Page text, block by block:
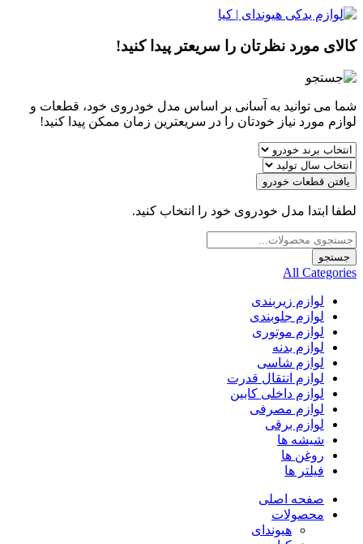
کالای مورد نظرتان را سریعتر پیدا کنید!
شما می توانید به آسانی بر اساس مدل خودروی خود، قطعات و
لوازم مورد نیاز خودتان را در سریعترین زمان ممکن پیدا کنید!
یافتن قطعات خودرو
لطفا ابتدا مدل خودروی خود را انتخاب کنید.
Products
search
جستجو
All Categories
لوازم زیربندی
لوازم جلوبندی
لوازم موتوری
لوازم بدنه
لوازم شاسی
لوازم انتقال قدرت
لوازم داخلی کابین
لوازم مصرفی
لوازم برقی
شیشه ها
روغن ها
فیلتر ها
صفحه اصلی
محصولات
هیوندای